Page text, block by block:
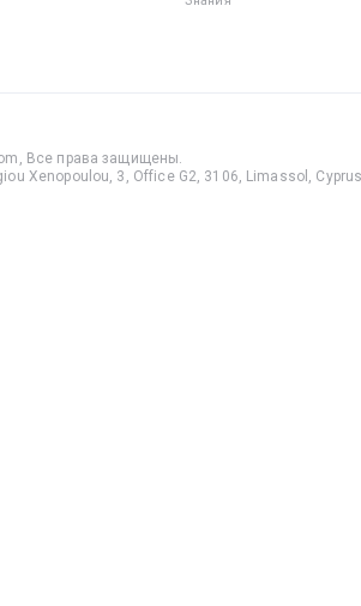
Все права защищены.
Xenopoulou, 3, Office G2, 3106, Limassol,